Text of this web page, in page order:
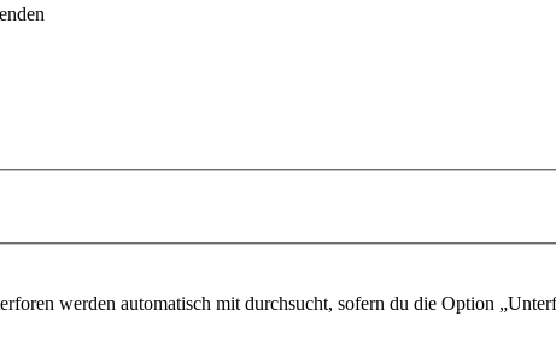
werden automatisch mit durchsucht, sofern du die Option